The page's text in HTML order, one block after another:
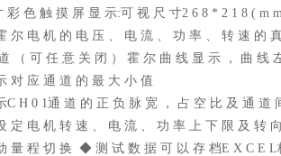
彩 色 触 摸 屏 显 示:可 视 尺 寸2 6 8 * 2 1 8 ( m
尔 电 机 的 电 压 、 电 流 、 功 率 、 转 速 的
（ 可 任 意 关 闭 ） 霍 尔 曲 线 显 示 ， 曲 线
对 应 通 道 的 最 大 小 值
H 0 1通 道 的 正 负 脉 宽 ， 占 空 比 及 通 道
定 电 机 转 速 、 电 流 、 功 率 上 下 限 及 转
量 程 切 换 ◆ 测 试 数 据 可 以 存 档E X C E L